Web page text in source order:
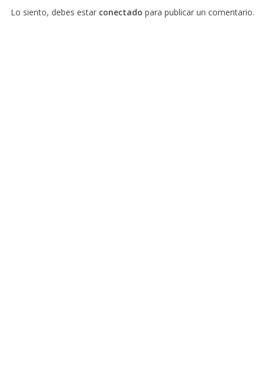
Lo siento, debes estar conectado para publicar un comentario.